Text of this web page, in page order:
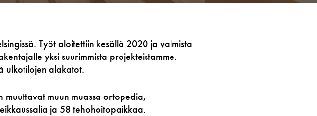
Työt aloitettiin kesällä 2020 ja valmista
yksi suurimmista projekteistamme.
ulkotilojen alakatot.
muun muassa ortopedia,
ja 58 tehohoitopaikkaa.